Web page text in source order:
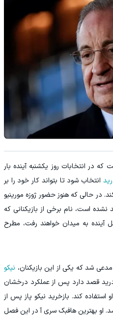
در انتخابات روز یکشنبه آینده بار
انتخاب شود تا بتواند کار خود را بر
در حالی که هنوز حضور ژوزه مورینیو
است، نام برخی از بازیکنانی که
به میدان خواهند رفت، مطرح
مدعی شد که یکی از این بازیکنان، نیکو
قصد دارد پس از عملکرد درخشان
استفاده کند. بازخرید نیکو پاز پس از
او بهترین هافبک سری آ در این فصل